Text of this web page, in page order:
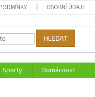
OSOBNÍ ÚDAJE
HLEDAT
Sporty Domácnost